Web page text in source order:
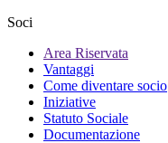
Soci
Area Riservata
Vantaggi
Come diventare socio
Iniziative
Statuto Sociale
Documentazione